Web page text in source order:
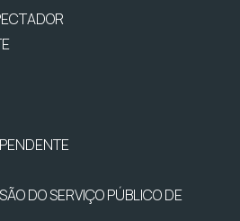
DO SERVIÇO PÚBLICO DE